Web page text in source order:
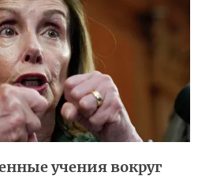
учения вокруг